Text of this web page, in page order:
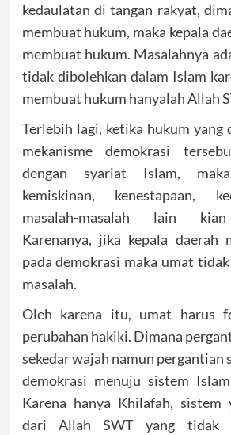
kedaulatan di tangan rakyat,
membuat hukum, maka kepala
membuat hukum. Masalahnya
tidak dibolehkan dalam Islam
membuat hukum hanyalah Allah
Terlebih lagi, ketika hukum yang
mekanisme demokrasi
dengan syariat Islam, maka
kemiskinan, kenestapaan,
masalah-masalah lain kian
Karenanya, jika kepala daerah
pada demokrasi maka umat
masalah.
Oleh karena itu, umat harus
perubahan hakiki. Dimana
sekedar wajah namun pergantian
demokrasi menuju sistem
Karena hanya Khilafah, sistem
dari Allah SWT yang tidak